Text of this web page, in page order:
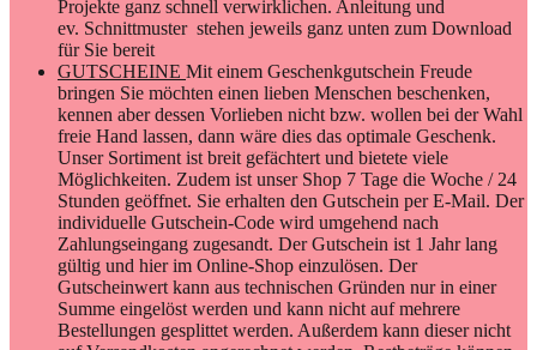
Projekte ganz schnell verwirklichen. Anleitung und
ev. Schnittmuster stehen jeweils ganz unten zum Download
für Sie bereit
GUTSCHEINE Mit einem Geschenkgutschein Freude
bringen Sie möchten einen lieben Menschen beschenken,
kennen aber dessen Vorlieben nicht bzw. wollen bei der Wahl
freie Hand lassen, dann wäre dies das optimale Geschenk.
Unser Sortiment ist breit gefächtert und bietete viele
Möglichkeiten. Zudem ist unser Shop 7 Tage die Woche / 24
Stunden geöffnet. Sie erhalten den Gutschein per E-Mail. Der
individuelle Gutschein-Code wird umgehend nach
Zahlungseingang zugesandt. Der Gutschein ist 1 Jahr lang
gültig und hier im Online-Shop einzulösen. Der
Gutscheinwert kann aus technischen Gründen nur in einer
Summe eingelöst werden und kann nicht auf mehrere
Bestellungen gesplittet werden. Außerdem kann dieser nicht